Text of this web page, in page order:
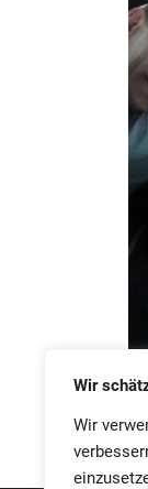
Wir
Wir